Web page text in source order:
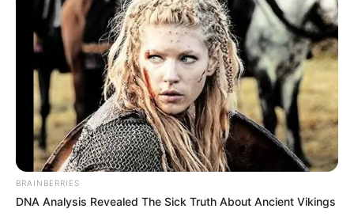
Alternativer Bärenpark Worbis - In Not geratene
Bären, Wölfe und andere Tiere leben in einem
großen Freigelände. Informationen unter www.baere
npark.de
Leine Bad in Leinefelde - Eine Badelandschaft mit
Angeboten für die ganze Familie. Informationen
unterwww.leine-bad.de.
Märchenreich Teichtal in Hainrode/Hainleite -
Märchenwald mit Darstellungen von lebensgroßen
BRAINBERRIES
DNA Analysis Revealed The Sick Truth About Ancient Vikings